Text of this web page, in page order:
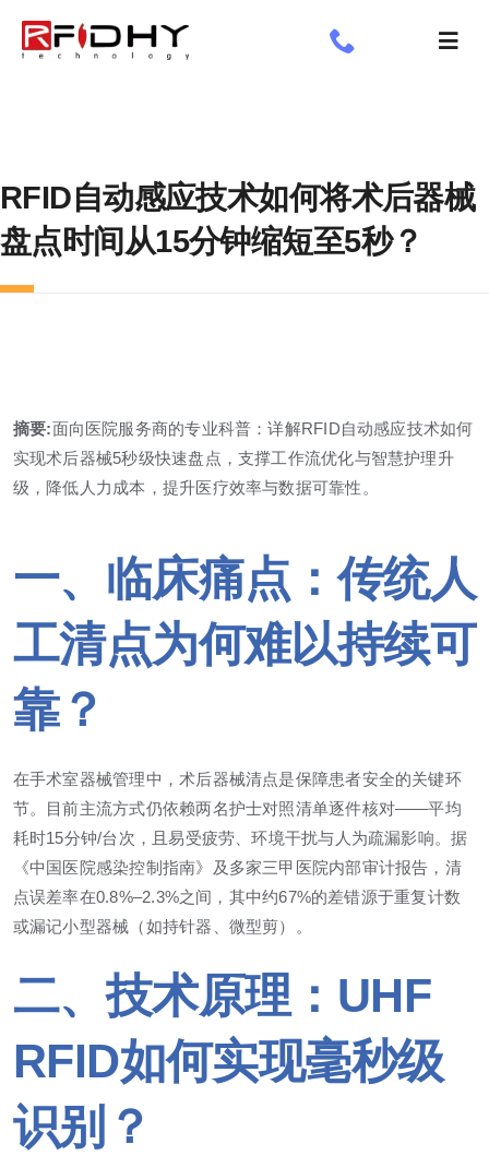
切
应用领域
RFID自动感应技术如何将术后器械
盘点时间从15分钟缩短至5秒？
摘要:面向医院服务商的专业科普：详解RFID自动感应技术如何
实现术后器械5秒级快速盘点，支撑工作流优化与智慧护理升
级，降低人力成本，提升医疗效率与数据可靠性。
一、临床痛点：传统人
工清点为何难以持续可
靠？
在手术室器械管理中，术后器械清点是保障患者安全的关键环
节。目前主流方式仍依赖两名护士对照清单逐件核对——平均
耗时15分钟/台次，且易受疲劳、环境干扰与人为疏漏影响。据
《中国医院感染控制指南》及多家三甲医院内部审计报告，清
点误差率在0.8%–2.3%之间，其中约67%的差错源于重复计数
或漏记小型器械（如持针器、微型剪）。
二、技术原理：UHF
RFID如何实现毫秒级
识别？